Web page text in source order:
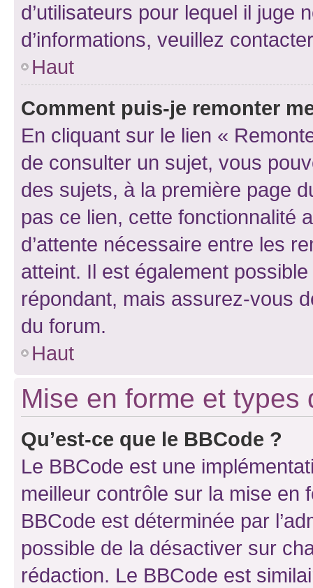
d’utilisateurs pour lequel il juge
d’informations, veuillez
Haut
Comment puis-je remonter
En cliquant sur le lien «
de consulter un sujet, vous
des sujets, à la première page
pas ce lien, cette fonctionnalité
d’attente nécessaire entre les
atteint. Il est également
répondant, mais assurez-vous
du forum.
Haut
Mise en forme et types
Qu’est-ce que le BBCode ?
Le BBCode est une
meilleur contrôle sur la mise en
BBCode est déterminée par
possible de la désactiver sur
rédaction. Le BBCode est